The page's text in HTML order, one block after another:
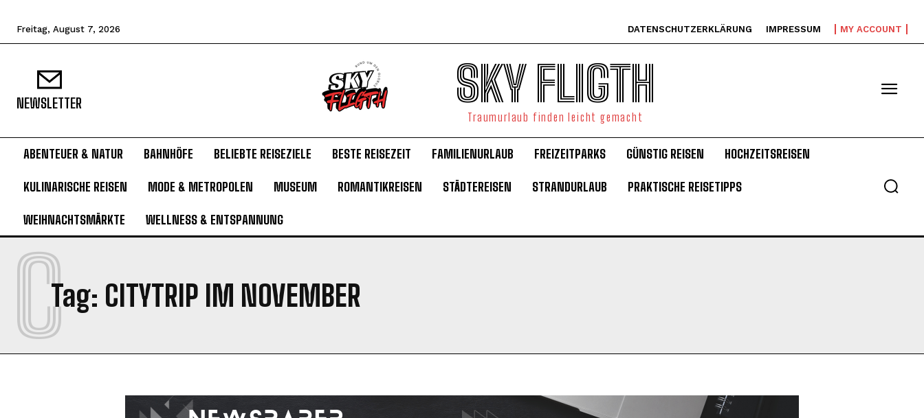
Freitag, August 7, 2026 DATENSCHUTZERKLÄRUNG IMPRESSUM MY ACCOUNT
NEWSLETTER SKY FLIGTH
Traumurlaub finden leicht gemacht
ABENTEUER & NATUR BAHNHÖFE BELIEBTE REISEZIELE BESTE REISEZEIT FAMILIENURLAUB FREIZEITPARKS GÜNSTIG REISEN HOCHZEITSREISEN
KULINARISCHE REISEN MODE & METROPOLEN MUSEUM ROMANTIKREISEN STÄDTEREISEN STRANDURLAUB PRAKTISCHE REISETIPPS
WEIHNACHTSMÄRKTE WELLNESS & ENTSPANNUNG
Tag: CITYTRIP IM NOVEMBER
C